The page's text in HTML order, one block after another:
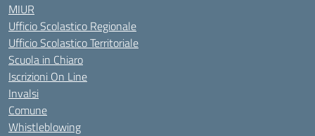
MIUR
Ufficio Scolastico Regionale
Ufficio Scolastico Territoriale
Scuola in Chiaro
Iscrizioni On Line
Invalsi
Comune
Whistleblowing